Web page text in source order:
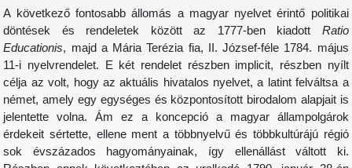
A következő fontosabb állomás a magyar nyelvet érintő politikai
döntések és rendeletek között az 1777-ben kiadott Ratio
Educationis, majd a Mária Terézia fia, II. József-féle 1784. május
11-i nyelvrendelet. E két rendelet részben implicit, részben nyílt
célja az volt, hogy az aktuális hivatalos nyelvet, a latint felváltsa a
német, amely egy egységes és központosított birodalom alapjait is
jelentette volna. Ám ez a koncepció a magyar állampolgárok
érdekeit sértette, ellene ment a többnyelvű és többkultúrájú régió
sok évszázados hagyományainak, így ellenállást váltott ki.